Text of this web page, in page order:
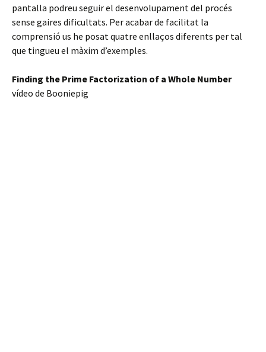
pantalla podreu seguir el desenvolupament del procés
sense gaires dificultats. Per acabar de facilitat la
comprensió us he posat quatre enllaços diferents per tal
que tingueu el màxim d’exemples.
Finding the Prime Factorization of a Whole Number
vídeo de Booniepig